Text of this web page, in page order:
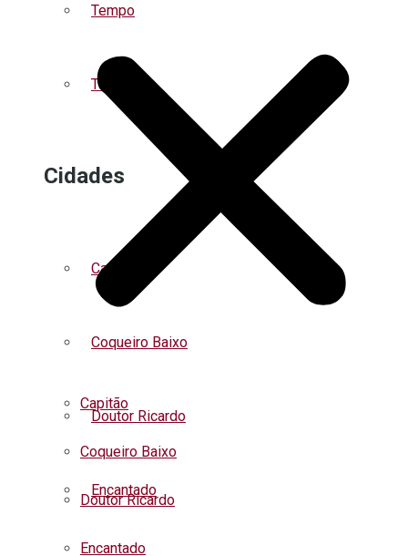
Tempo
Turismo
Cidades
Capitão
Coqueiro Baixo
Doutor Ricardo
Encantado
Capitão
Coqueiro Baixo
Doutor Ricardo
Encantado